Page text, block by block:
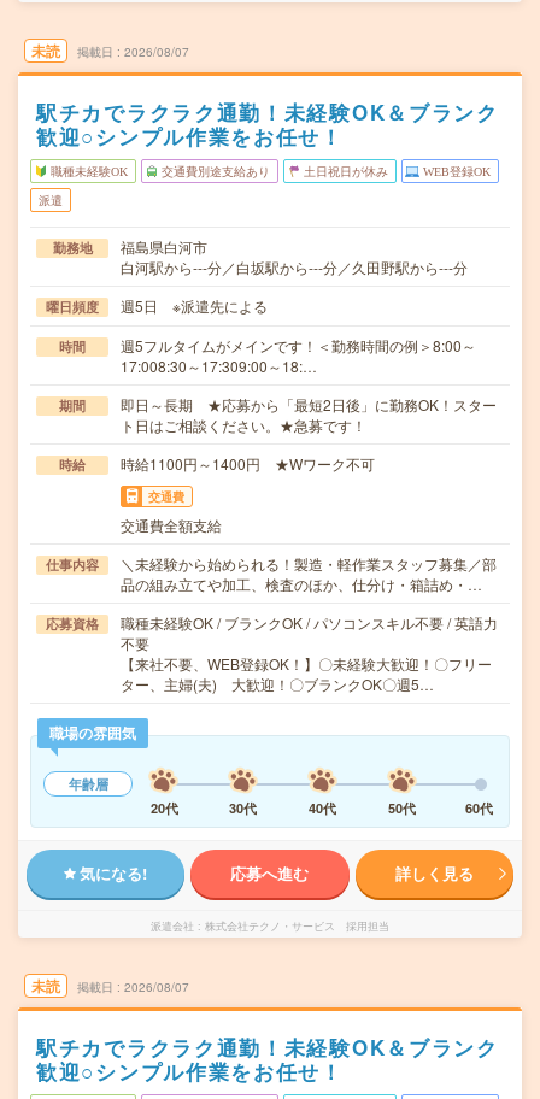
未読 掲載日 2026/08/07
駅チカでラクラク通勤！未経験OK＆ブランク
歓迎○シンプル作業をお任せ！
職種未経験OK 交通費別途支給あり 土日祝日が休み WEB登録OK
派遣
勤務地
福島県白河市
白河駅から---分／白坂駅から---分／久田野駅から---分
曜日頻度 週5日 ※派遣先による
時間
週5フルタイムがメインです！＜勤務時間の例＞8:00～
17:008:30～17:309:00～18:…
期間
即日～長期 ★応募から「最短2日後」に勤務OK！スター
ト日はご相談ください。★急募です！
時給 時給1100円～1400円 ★Wワーク不可
交通費
交通費全額支給
仕事内容
＼未経験から始められる！製造・軽作業スタッフ募集／部
品の組み立てや加工、検査のほか、仕分け・箱詰め・…
応募資格
職種未経験OK / ブランクOK / パソコンスキル不要 / 英語力
不要
【来社不要、WEB登録OK！】〇未経験大歓迎！〇フリー
ター、主婦(夫) 大歓迎！〇ブランクOK〇週5…
職場の雰囲気
年齢層
20代
30代 40代 50代 60代
気になる! 応募へ進む 詳しく見る
派遣会社 株式会社テクノ・サービス 採用担当
未読 掲載日 2026/08/07
駅チカでラクラク通勤！未経験OK＆ブランク
歓迎○シンプル作業をお任せ！